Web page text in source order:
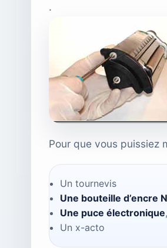
.
Pour que vous puissiez
Un tournevis
Une bouteille d’encre
Une puce électronique
Un x-acto